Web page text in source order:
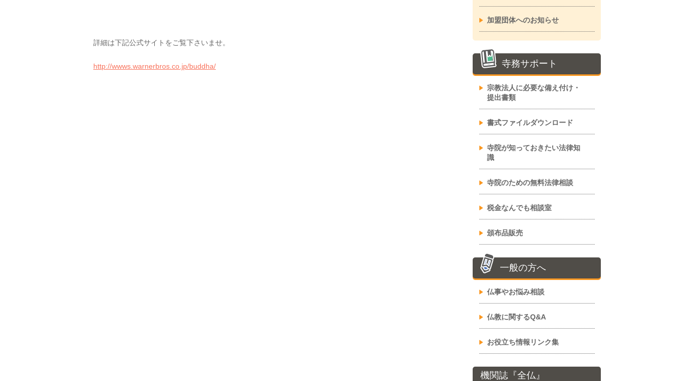
詳細は下記公式サイトをご覧下さいませ。
http://wwws.warnerbros.co.jp/buddha/
加盟団体へのお知らせ
寺務サポート
宗教法人に必要な備え付け・
提出書類
書式ファイルダウンロード
寺院が知っておきたい法律知
識
寺院のための無料法律相談
税金なんでも相談室
頒布品販売
一般の方へ
仏事やお悩み相談
仏教に関するQ&A
お役立ち情報リンク集
機関誌『全仏』